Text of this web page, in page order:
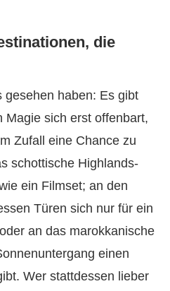
die
gesehen haben: Es gibt
Magie sich erst offenbart,
Zufall eine Chance zu
schottische Highlands-
ein Filmset; an den
Türen sich nur für ein
an das marokkanische
einen
Wer stattdessen lieber